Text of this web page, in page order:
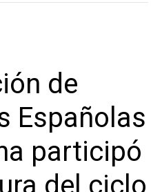
de
Españolas
participó